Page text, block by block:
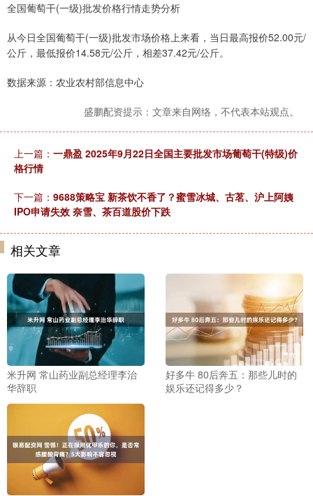
全国葡萄干(一级)批发价格行情走势分析
从今日全国葡萄干(一级)批发市场价格上来看，当日最高报价52.00元/
公斤，最低报价14.58元/公斤，相差37.42元/公斤。
数据来源：农业农村部信息中心
盛鹏配资提示：文章来自网络，不代表本站观点。
上一篇： 一鼎盈 2025年9月22日全国主要批发市场葡萄干(特级)价
格行情
下一篇： 9688策略宝 新茶饮不香了？蜜雪冰城、古茗、沪上阿姨
IPO申请失效 奈雪、茶百道股价下跌
相关文章
米升网 常山药业副总经理李治
华辞职
好多牛 80后奔五：那些儿时的
娱乐还记得多少？